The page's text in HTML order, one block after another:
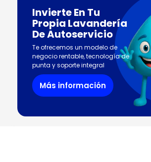
Invierte En Tu
Propia Lavandería
De Autoservicio
Te ofrecemos un modelo de
negocio rentable, tecnología de
punta y soporte integral
Más información